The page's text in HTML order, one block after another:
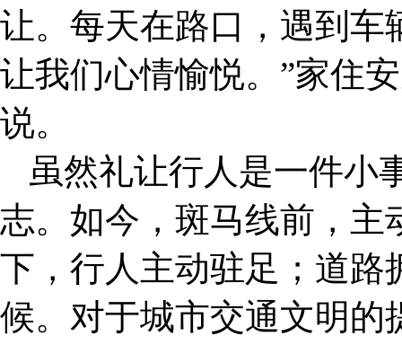
让。每天在路口，遇到车
让我们心情愉悦。”家住
说。
虽然礼让行人是一件小
志。如今，斑马线前，主
下，行人主动驻足；道路
候。对于城市交通文明的